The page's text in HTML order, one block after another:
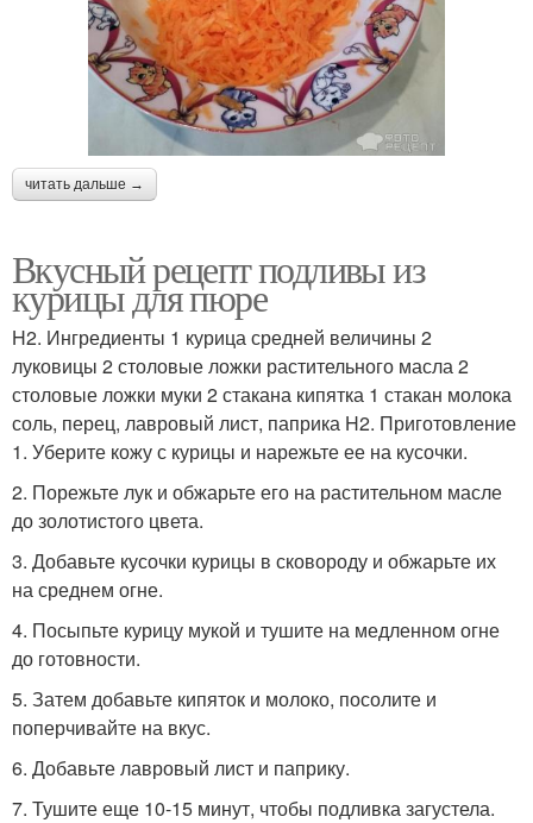
читать дальше →
Вкусный рецепт подливы из
курицы для пюре
H2. Ингредиенты 1 курица средней величины 2
луковицы 2 столовые ложки растительного масла 2
столовые ложки муки 2 стакана кипятка 1 стакан молока
соль, перец, лавровый лист, паприка H2. Приготовление
1. Уберите кожу с курицы и нарежьте ее на кусочки.
2. Порежьте лук и обжарьте его на растительном масле
до золотистого цвета.
3. Добавьте кусочки курицы в сковороду и обжарьте их
на среднем огне.
4. Посыпьте курицу мукой и тушите на медленном огне
до готовности.
5. Затем добавьте кипяток и молоко, посолите и
поперчивайте на вкус.
6. Добавьте лавровый лист и паприку.
7. Тушите еще 10-15 минут, чтобы подливка загустела.